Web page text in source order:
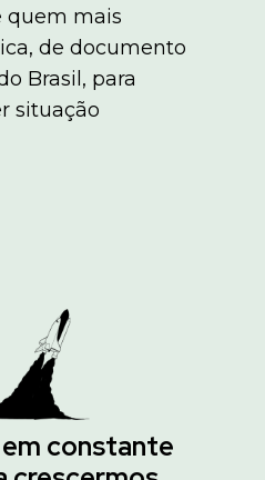
quem mais
de documento
Brasil, para
situação
constante